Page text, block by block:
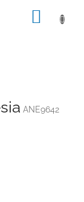
ANE9642